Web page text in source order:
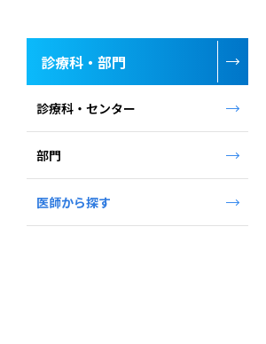
診療科・部門
診療科・センター
部門
医師から探す